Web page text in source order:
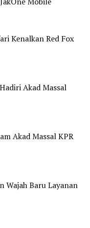
Kenalkan Red Fox
Akad Massal
Akad Massal KPR
Wajah Baru Layanan